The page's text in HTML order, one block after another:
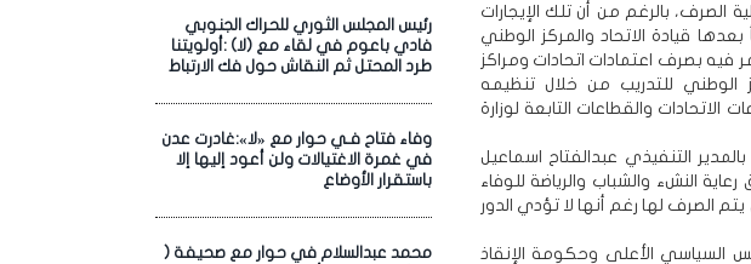
رئيس المجلس الثوري للحراك الجنوبي
فادي باعوم في لقاء مع (لا) :أولويتنا
طرد المحتل ثم النقاش حول فك الارتباط
وفاء فتاح فـي حوار مع «لا»:غادرت عدن
في غمرة الاغتيالات ولن أعود إليها إلا
باستقرار الأوضاع
محمد عبدالسلام في حوار مع صحيفة (
الصرف، بالرغم من أن تلك الإيجارات
منذ عام 2013 وحتى 2017, لتفاجأ بعدها قيادة الاتحاد والمركز الوطني
فيه بصرف اعتمادات اتحادات ومراكز
الوطني للتدريب من خلال تنظيمه
الاتحادات والقطاعات التابعة لوزارة
التنفيذي عبدالفتاح اسماعيل
رعاية النشء والشباب والرياضة للوفاء
يتم الصرف لها رغم أنها لا تؤدي الدور
السياسي الأعلى وحكومة الإنقاذ